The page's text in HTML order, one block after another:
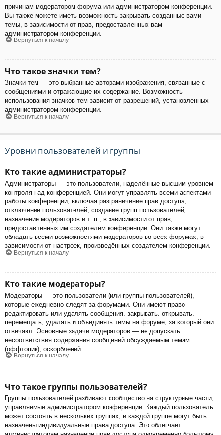
причинам модератором форума или администратором конференции.
Вы также можете иметь возможность закрывать созданные вами
темы, в зависимости от прав, предоставленных вам
администратором конференции.
Вернуться к началу
Что такое значки тем?
Значки тем — это выбранные авторами изображения, связанные с
сообщениями и отражающие их содержание. Возможность
использования значков тем зависит от разрешений, установленных
администратором конференции.
Вернуться к началу
Уровни пользователей и группы
Кто такие администраторы?
Администраторы — это пользователи, наделённые высшим уровнем
контроля над конференцией. Они могут управлять всеми аспектами
работы конференции, включая разграничение прав доступа,
отключение пользователей, создание групп пользователей,
назначение модераторов и т. п., в зависимости от прав,
предоставленных им создателем конференции. Они также могут
обладать всеми возможностями модераторов во всех форумах, в
зависимости от настроек, произведённых создателем конференции.
Вернуться к началу
Кто такие модераторы?
Модераторы — это пользователи (или группы пользователей),
которые ежедневно следят за форумами. Они имеют право
редактировать или удалять сообщения, закрывать, открывать,
перемещать, удалять и объединять темы на форуме, за который они
отвечают. Основные задачи модераторов — не допускать
несоответствия содержания сообщений обсуждаемым темам
(оффтопик), оскорблений.
Вернуться к началу
Что такое группы пользователей?
Группы пользователей разбивают сообщество на структурные части,
управляемые администратором конференции. Каждый пользователь
может состоять в нескольких группах, и каждой группе могут быть
назначены индивидуальные права доступа. Это облегчает